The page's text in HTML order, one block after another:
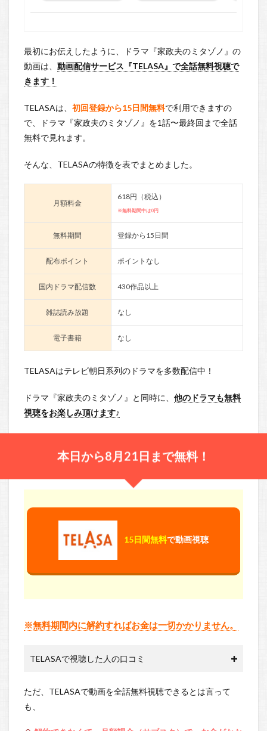
最初にお伝えしたように、ドラマ『家政夫のミタゾノ』の
動画は、 動画配信サービス『TELASA』で全話無料視聴で
きます！
TELASAは、 初回登録から15日間無料で利用できますの
で、ドラマ『家政夫のミタゾノ』を1話〜最終回まで全話
無料で見れます。
そんな、TELASAの特徴を表でまとめました。
月額料金
618円（税込）
※無料期間中は0円
無料期間 登録から15日間
配布ポイント ポイントなし
国内ドラマ配信数 430作品以上
雑誌読み放題 なし
電子書籍 なし
TELASAはテレビ朝日系列のドラマを多数配信中！
ドラマ『家政夫のミタゾノ』と同時に、 他のドラマも無料
視聴をお楽しみ頂けます♪
本日から8月21日まで無料！
15日間無料で動画視聴
※無料期間内に解約すればお金は一切かかりません。
TELASAで視聴した人の口コミ
ただ、TELASAで動画を全話無料視聴できるとは言って
も、